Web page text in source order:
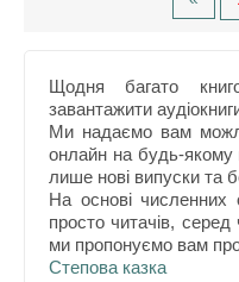
Щодня багато
завантажити
Ми надаємо вам
онлайн на будь-якому
лише нові випуски та
На основі численних
просто читачів, серед
ми пропонуємо вам
Степова казка